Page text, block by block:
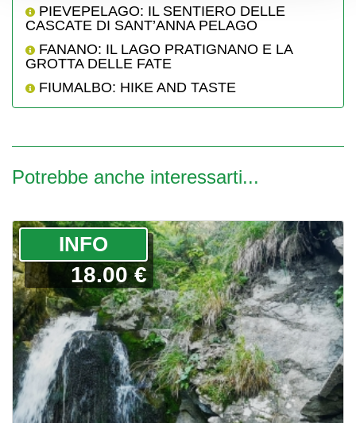
PIEVEPELAGO: IL SENTIERO DELLE
CASCATE DI SANT’ANNA PELAGO
FANANO: IL LAGO PRATIGNANO E LA
GROTTA DELLE FATE
FIUMALBO: HIKE AND TASTE
Potrebbe anche interessarti...
­INFO
18.00 €